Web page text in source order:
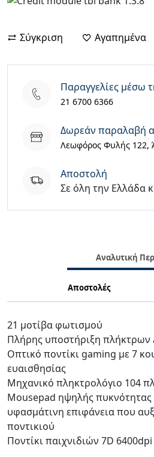
3
ΜΗΧΑΝΙΚΟ
Σύγκριση Αγαπημένα
Παραγγελίες μέσω
21 6700 6366
Δωρεάν παραλαβή
Λεωφόρος Φυλής 122,
Aποστολή
Σε όλη την Ελλάδα
Αναλυτική
Αποστολές
21 μοτίβα φωτισμού
Πλήρης υποστήριξη
Οπτικό ποντίκι gaming με 7
ευαισθησίας
Μηχανικό πληκτρολόγιο 104
Mousepad ηψηλής πυκνότητας
υφασμάτινη επιφάνεια που
ποντικιού
Ποντίκι παιχνιδιών 7D 6400dpi